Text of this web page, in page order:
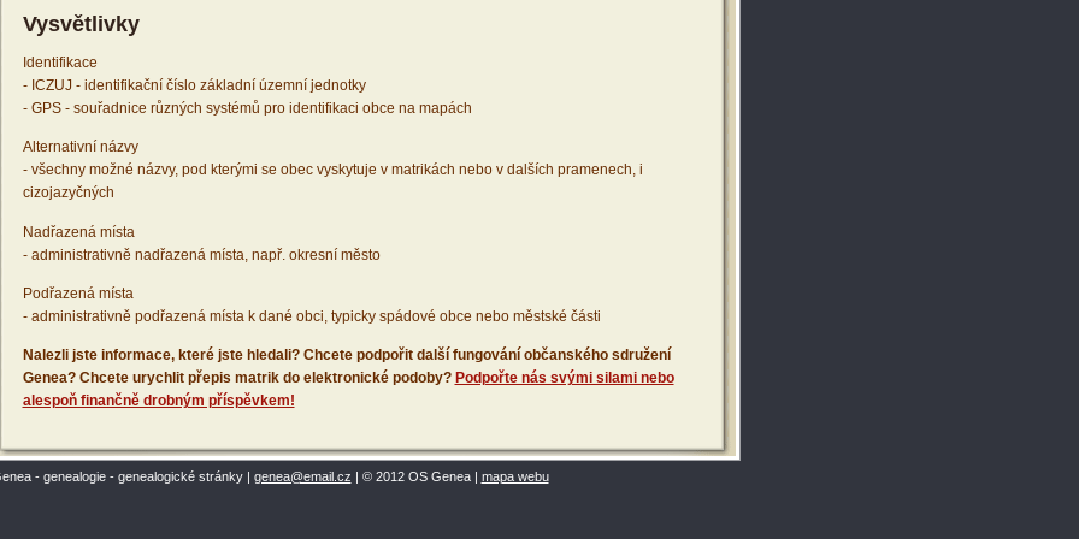
Vysvětlivky
Identifikace
- ICZUJ - identifikační číslo základní územní jednotky
- GPS - souřadnice různých systémů pro identifikaci obce na mapách
Alternativní názvy
- všechny možné názvy, pod kterými se obec vyskytuje v matrikách nebo v dalších pramenech, i
cizojazyčných
Nadřazená místa
- administrativně nadřazená místa, např. okresní město
Podřazená místa
- administrativně podřazená místa k dané obci, typicky spádové obce nebo městské části
Nalezli jste informace, které jste hledali? Chcete podpořit další fungování občanského sdružení
Genea? Chcete urychlit přepis matrik do elektronické podoby? Podpořte nás svými silami nebo
alespoň finančně drobným příspěvkem!
- genealogie - genealogické stránky | genea@email.cz | © 2012 OS Genea | mapa webu